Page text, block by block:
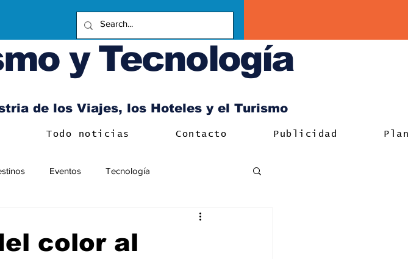
y Tecnología
de los Viajes, los Hoteles y el Turismo
Todo noticias Contacto Publicidad
Eventos Tecnología
color al